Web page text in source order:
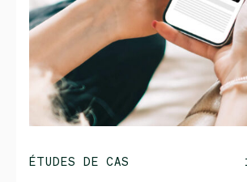
ÉTUDES DE CAS